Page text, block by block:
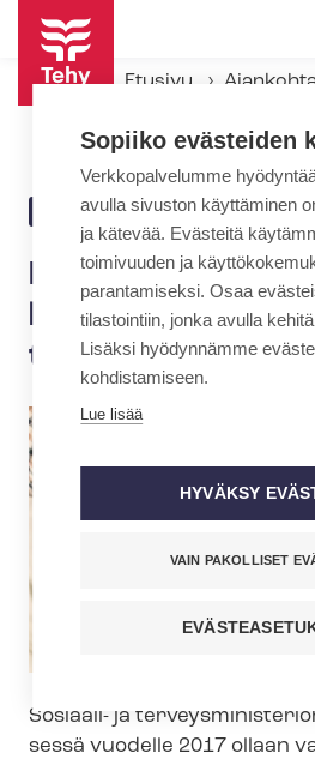
Hyppää
pääsisältöön
Etusivu
BLOGI 24.8.2016 | 8:36
Mihin
tarkistaminen
Sosiaali- ja
ses­sä vuodelle 2017 ollaan
Sopiiko evästeiden
Verkkopalvelumme
avulla sivuston käyttäminen
ja kätevää. Evästeitä
toimivuuden ja
parantamiseksi. Osaa
tilastointiin, jonka avulla
Lisäksi hyödynnämme
kohdistamiseen.
Lue lisää
HYVÄKSY
VAIN PAKOLLISET